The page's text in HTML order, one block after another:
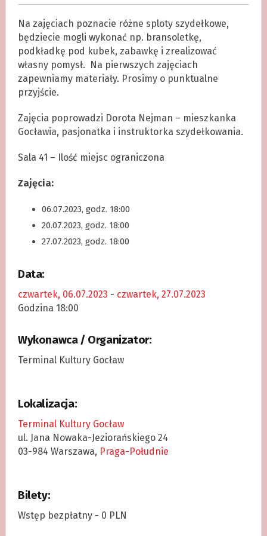
Na zajęciach poznacie różne sploty szydełkowe,
będziecie mogli wykonać np. bransoletkę,
podkładkę pod kubek, zabawkę i zrealizować
własny pomysł. Na pierwszych zajęciach
zapewniamy materiały. Prosimy o punktualne
przyjście.
Zajęcia poprowadzi Dorota Nejman – mieszkanka
Gocławia, pasjonatka i instruktorka szydełkowania.
Sala 41 – Ilość miejsc ograniczona
Zajęcia:
06.07.2023, godz. 18:00
20.07.2023, godz. 18:00
27.07.2023, godz. 18:00
Data:
czwartek, 06.07.2023 - czwartek, 27.07.2023
Godzina 18:00
Wykonawca / Organizator:
Terminal Kultury Gocław
Lokalizacja:
Terminal Kultury Gocław
ul. Jana Nowaka-Jeziorańskiego 24
03-984 Warszawa, Praga-Południe
Bilety:
Wstęp bezpłatny - 0 PLN